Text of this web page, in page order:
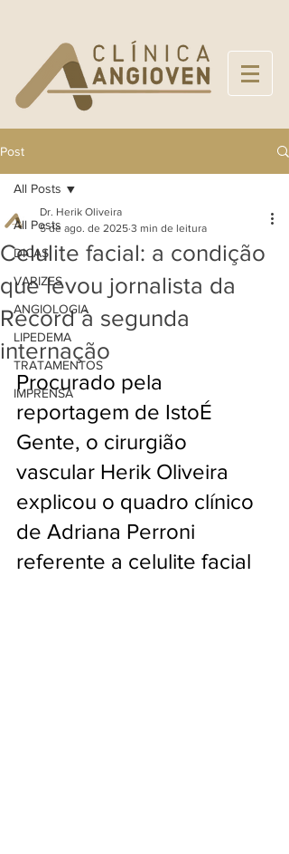
Post
All Posts
DICAS
VARIZES
ANGIOLOGIA
LIPEDEMA
TRATAMENTOS
IMPRENSA
All Posts
Celulite facial: a condição
que levou jornalista da
Record à segunda
internação
Dr. Herik Oliveira
5 de ago. de 2025 3 min de leitura
Procurado pela
reportagem de IstoÉ
Gente, o cirurgião
vascular Herik Oliveira
explicou o quadro clínico
de Adriana Perroni
referente a celulite facial